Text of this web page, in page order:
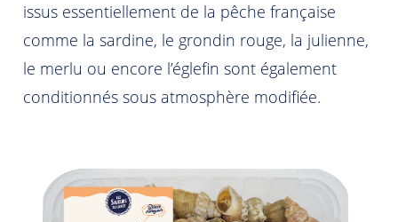
issus essentiellement de la pêche française
comme la sardine, le grondin rouge, la julienne,
le merlu ou encore l’églefin sont également
conditionnés sous atmosphère modifiée.